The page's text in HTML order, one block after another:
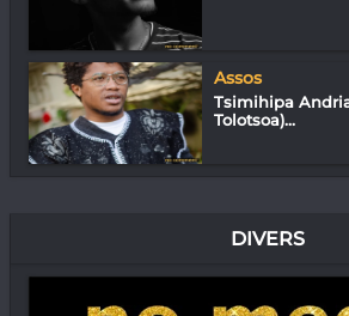
Assos
Tsimihipa
Tolotsoa)...
DIVERS